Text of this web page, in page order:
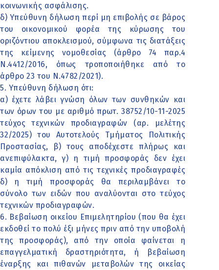
κοινωνικής ασφάλισης.
δ) Υπεύθυνη δήλωση περί μη επιβολής σε βάρος
του οικονομικού φορέα της κύρωσης του
οριζόντιου αποκλεισμού, σύμφωνα τις διατάξεις
της κείμενης νομοθεσίας (άρθρο 74 παρ.4
Ν.4412/2016, όπως τροποποιήθηκε από το
άρθρο 23 του Ν.4782/2021).
5. Υπεύθυνη δήλωση ότι:
α) έχετε λάβει γνώση όλων των συνθηκών και
των όρων του με αριθμό πρωτ. 38752/10-11-2025
τεύχος τεχνικών προδιαγραφών (αρ. μελέτης
32/2025) του Αυτοτελούς Τμήματος Πολιτικής
Προστασίας, β) τους αποδέχεστε πλήρως και
ανεπιφύλακτα, γ) η τιμή προσφοράς δεν έχει
καμία απόκλιση από τις τεχνικές προδιαγραφές
δ) η τιμή προσφοράς θα περιλαμβάνει το
σύνολο των ειδών που αναλύονται στο τεύχος
τεχνικών προδιαγραφών.
6. Βεβαίωση οικείου Επιμελητηρίου (που θα έχει
εκδοθεί το πολύ έξι μήνες πριν από την υποβολή
της προσφοράς), από την οποία φαίνεται η
επαγγελματική δραστηριότητα, ή βεβαίωση
έναρξης και πιθανών μεταβολών της οικείας